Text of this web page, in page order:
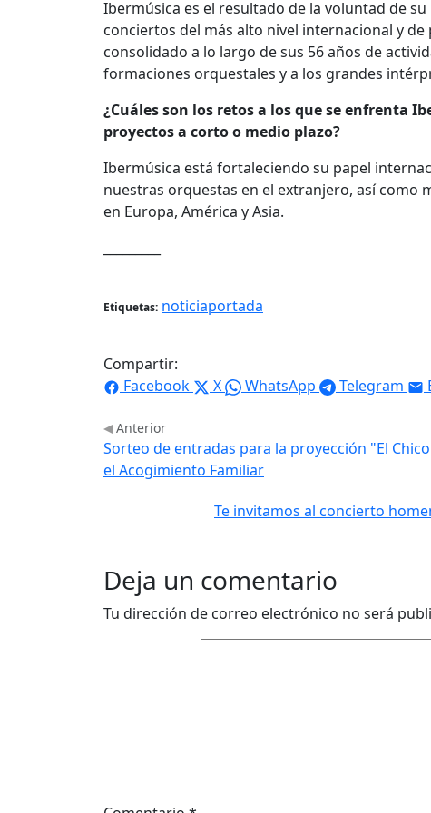
Ibermúsica es el resultado de la voluntad de
conciertos del más alto nivel internacional y
consolidado a lo largo de sus 56 años de
formaciones orquestales y a los grandes
¿Cuáles son los retos a los que se enfrenta
proyectos a corto o medio plazo?
Ibermúsica está fortaleciendo su papel
nuestras orquestas en el extranjero, así como
en Europa, América y Asia.
Etiquetas: noticiaportada
Compartir:
Facebook
X WhatsApp Telegram
Anterior
Sorteo de entradas para la proyección "El
el Acogimiento Familiar
Te invitamos al concierto
Deja un comentario
Tu dirección de correo electrónico no será